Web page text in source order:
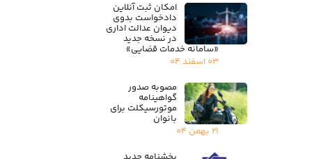
امکان ثبت آنلاین
دادخواست بدوی
دیوان عدالت اداری
در نسخه جدید
«سامانه خدمات قضایی»
۰۳ اسفند ۰۴
مصوبه صدور
گواهینامه
موتورسیکلت برای
بانوان
۲۱ بهمن ۰۴